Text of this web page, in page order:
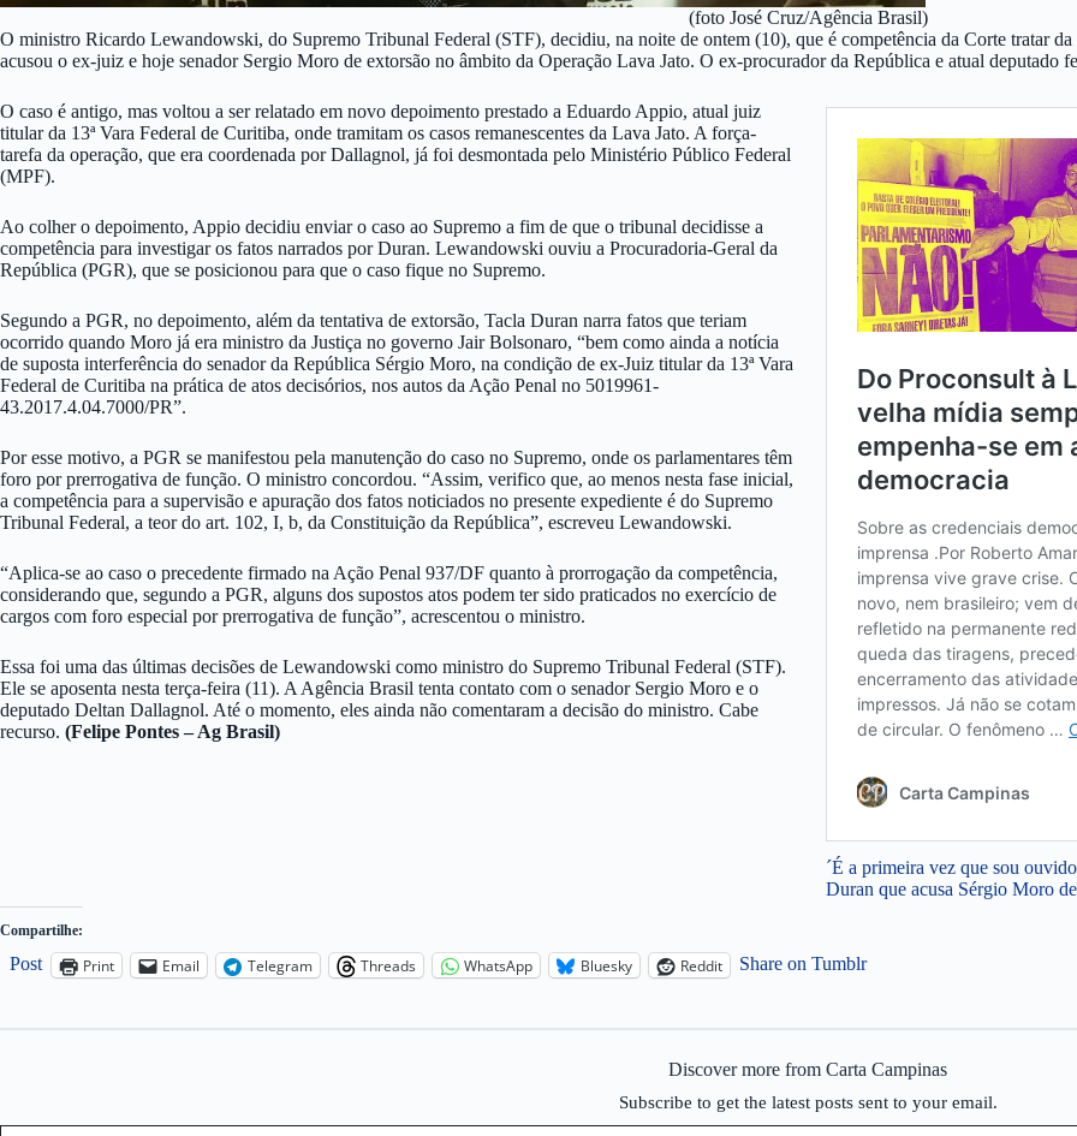
(foto José Cruz/Agência Brasil)
O ministro Ricardo Lewandowski, do Supremo Tribunal Federal (STF), decidiu, na noite de ontem (10), que é competência da Corte tratar
acusou o ex-juiz e hoje senador Sergio Moro de extorsão no âmbito da Operação Lava Jato. O ex-procurador da República e atual deputado
O caso é antigo, mas voltou a ser relatado em novo depoimento prestado a Eduardo Appio, atual juiz
titular da 13ª Vara Federal de Curitiba, onde tramitam os casos remanescentes da Lava Jato. A força-
tarefa da operação, que era coordenada por Dallagnol, já foi desmontada pelo Ministério Público Federal
(MPF).
Ao colher o depoimento, Appio decidiu enviar o caso ao Supremo a fim de que o tribunal decidisse a
competência para investigar os fatos narrados por Duran. Lewandowski ouviu a Procuradoria-Geral da
República (PGR), que se posicionou para que o caso fique no Supremo.
Segundo a PGR, no depoimento, além da tentativa de extorsão, Tacla Duran narra fatos que teriam
ocorrido quando Moro já era ministro da Justiça no governo Jair Bolsonaro, “bem como ainda a notícia
de suposta interferência do senador da República Sérgio Moro, na condição de ex-Juiz titular da 13ª Vara
Federal de Curitiba na prática de atos decisórios, nos autos da Ação Penal no 5019961-
43.2017.4.04.7000/PR”.
Por esse motivo, a PGR se manifestou pela manutenção do caso no Supremo, onde os parlamentares têm
foro por prerrogativa de função. O ministro concordou. “Assim, verifico que, ao menos nesta fase inicial,
a competência para a supervisão e apuração dos fatos noticiados no presente expediente é do Supremo
Tribunal Federal, a teor do art. 102, I, b, da Constituição da República”, escreveu Lewandowski.
´É a primeira vez que sou
Duran que acusa Sérgio Moro
“Aplica-se ao caso o precedente firmado na Ação Penal 937/DF quanto à prorrogação da competência,
considerando que, segundo a PGR, alguns dos supostos atos podem ter sido praticados no exercício de
cargos com foro especial por prerrogativa de função”, acrescentou o ministro.
Essa foi uma das últimas decisões de Lewandowski como ministro do Supremo Tribunal Federal (STF).
Ele se aposenta nesta terça-feira (11). A Agência Brasil tenta contato com o senador Sergio Moro e o
deputado Deltan Dallagnol. Até o momento, eles ainda não comentaram a decisão do ministro. Cabe
recurso. (Felipe Pontes – Ag Brasil)
Compartilhe:
Post Print Email Telegram Threads WhatsApp Bluesky Reddit Share on Tumblr
Discover more from Carta Campinas
Subscribe to get the latest posts sent to your email.
Type your email…